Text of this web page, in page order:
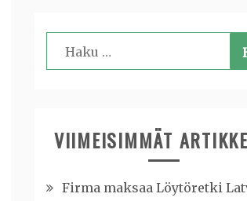
Haku:
VIIMEISIMMÄT
Firma maksaa Löytöretki